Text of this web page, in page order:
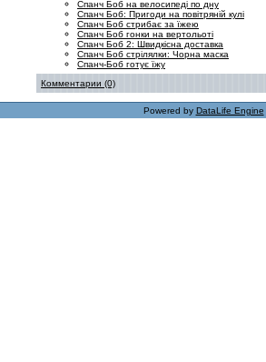
Спанч Боб на велосипеді по дну
Спанч Боб: Пригоди на повітряній кулі
Спанч Боб стрибає за їжею
Спанч Боб гонки на вертольоті
Спанч Боб 2: Швидкісна доставка
Спанч Боб стрілялки: Чорна маска
Спанч-Боб готує їжу
Комментарии (0)
Powered by DataLife Engine